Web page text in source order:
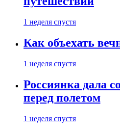
1 неделя спустя
Как объехать
1 неделя спустя
Россиянка дала
перед полетом
1 неделя спустя